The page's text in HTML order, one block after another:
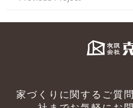
家づくりに関するご質